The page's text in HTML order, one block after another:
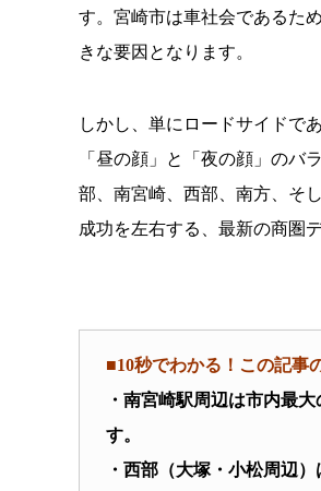
す。宮崎市は車社会であるた
きな要因となります。
しかし、単にロードサイドで
「昼の顔」と「夜の顔」のバ
部、南宮崎、西部、南方、そ
成功を左右する、最新の商圏
■10秒でわかる！この記事
・南宮崎駅周辺は市内最
す。
・西部（大塚・小松周辺